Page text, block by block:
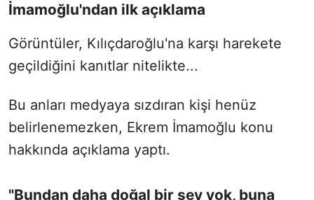
İmamoğlu'ndan ilk açıklama
Görüntüler, Kılıçdaroğlu'na karşı harekete
geçildiğini kanıtlar nitelikte...
Bu anları medyaya sızdıran kişi henüz
belirlenemezken, Ekrem İmamoğlu konu
hakkında açıklama yaptı.
"Bundan daha doğal bir şey yok, buna